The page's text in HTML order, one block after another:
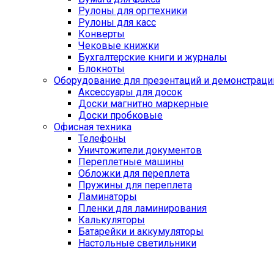
Рулоны для оргтехники
Рулоны для касс
Конверты
Чековые книжки
Бухгалтерские книги и журналы
Блокноты
Оборудование для презентаций и
Аксессуары для досок
Доски магнитно маркерные
Доски пробковые
Офисная техника
Телефоны
Уничтожители документов
Переплетные машины
Обложки для переплета
Пружины для переплета
Ламинаторы
Пленки для ламинирования
Калькуляторы
Батарейки и аккумуляторы
Настольные светильники